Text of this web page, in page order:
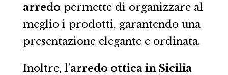
arredo permette di organizzare al
meglio i prodotti, garantendo una
presentazione elegante e ordinata.
Inoltre, l’arredo ottica in Sicilia